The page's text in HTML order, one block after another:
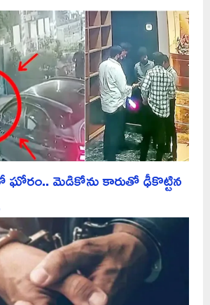
ఘోరం.. మెడికోను కారుతో ఢీకొట్టిన